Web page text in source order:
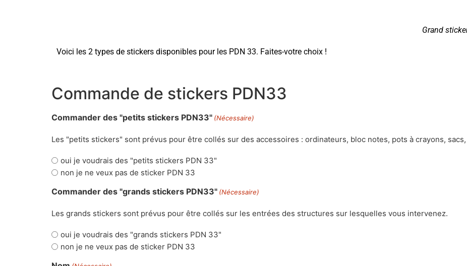
Grand
Voici les 2 types de stickers disponibles pour les PDN 33. Faites-votre choix !
Commande de stickers PDN33
Commander des "petits stickers PDN33" (Nécessaire)
Les "petits stickers" sont prévus pour être collés sur des accessoires : ordinateurs, bloc notes, pots à crayons, sacs,
oui je voudrais des "petits stickers PDN 33"
non je ne veux pas de sticker PDN 33
Commander des "grands stickers PDN33" (Nécessaire)
Les grands stickers sont prévus pour être collés sur les entrées des structures sur lesquelles vous intervenez.
oui je voudrais des "grands stickers PDN 33"
non je ne veux pas de sticker PDN 33